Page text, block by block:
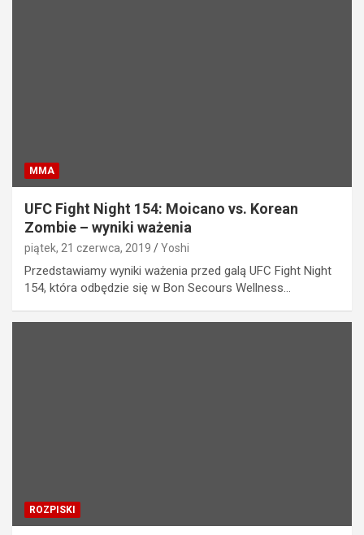
MMA
UFC Fight Night 154: Moicano vs. Korean
Zombie – wyniki ważenia
piątek, 21 czerwca, 2019 Yoshi
Przedstawiamy wyniki ważenia przed galą UFC Fight Night
154, która odbędzie się w Bon Secours Wellness…
ROZPISKI